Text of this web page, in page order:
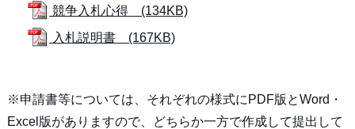
競争入札心得 (134KB)
入札説明書 (167KB)
※申請書等については、それぞれの様式にPDF版とWord・
Excel版がありますので、どちらか一方で作成して提出して